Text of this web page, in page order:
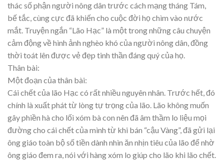
thác số phận người nông dân trước cách mạng tháng Tám,
bế tắc, cùng cực đã khiến cho cuộc đời họ chìm vào nước
mắt. Truyện ngắn “Lão Hạc” là một trong những câu chuyện
cảm động về hình ảnh nghèo khó của người nông dân, đồng
thời toát lên được vẻ đẹp tinh thần đáng quý của họ.
Thân bài:
Một đoạn của thân bài:
Cái chết của lão Hạc có rất nhiều nguyên nhân. Trước hết, đó
chính là xuất phát từ lòng tự trọng của lão. Lão không muốn
gây phiền hà cho lối xóm bà con nên đã âm thầm lo liệu mọi
đường cho cái chết của mình từ khi bán “cậu Vàng”, đã gửi lại
ông giáo toàn bộ số tiền dành nhìn ăn nhịn tiêu của lão để nhờ
ông giáo đem ra, nói với hàng xóm lo giúp cho lão khi lão chết.